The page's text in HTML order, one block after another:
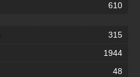
610
315
1944
48